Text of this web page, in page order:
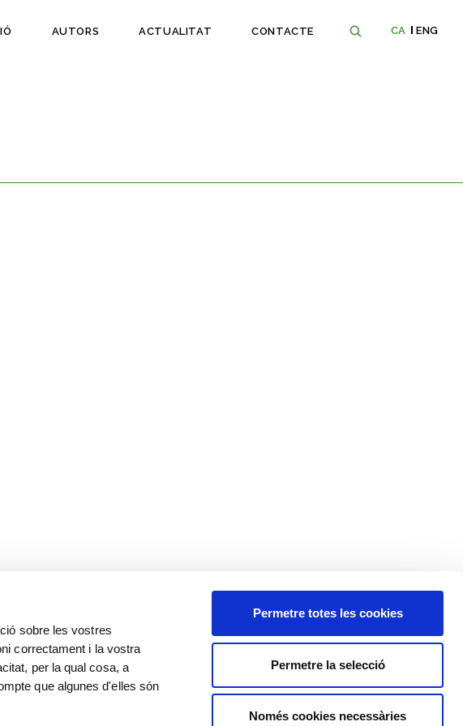
sobre les vostres
correctament i la vostra
per la qual cosa, a
que algunes d'elles són
Permetre totes les cookies
Permetre la selecció
Només cookies necessàries
AUTORS ACTUALITAT CONTACTE CA ENG